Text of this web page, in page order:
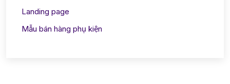
Landing page
Mẫu bán hàng phụ kiện